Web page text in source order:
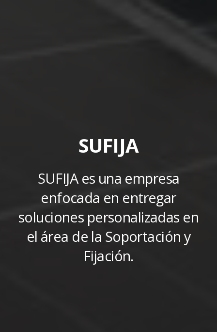
SUFIJA
SUFIJA es una empresa
enfocada en entregar
soluciones personalizadas en
el área de la Soportación y
Fijación.